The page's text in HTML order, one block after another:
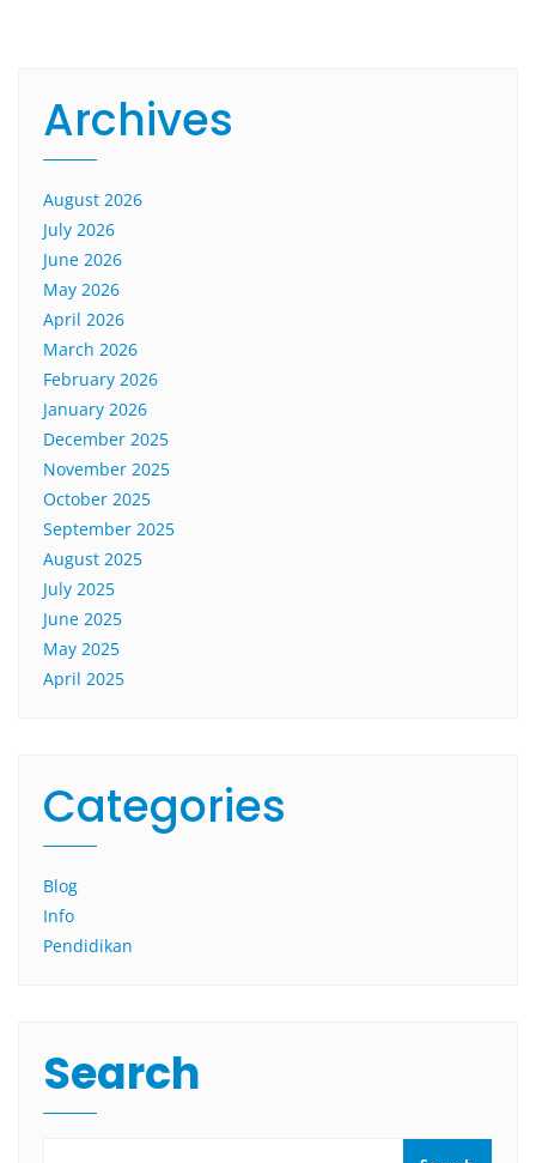
Archives
August 2026
July 2026
June 2026
May 2026
April 2026
March 2026
February 2026
January 2026
December 2025
November 2025
October 2025
September 2025
August 2025
July 2025
June 2025
May 2025
April 2025
Categories
Blog
Info
Pendidikan
Search